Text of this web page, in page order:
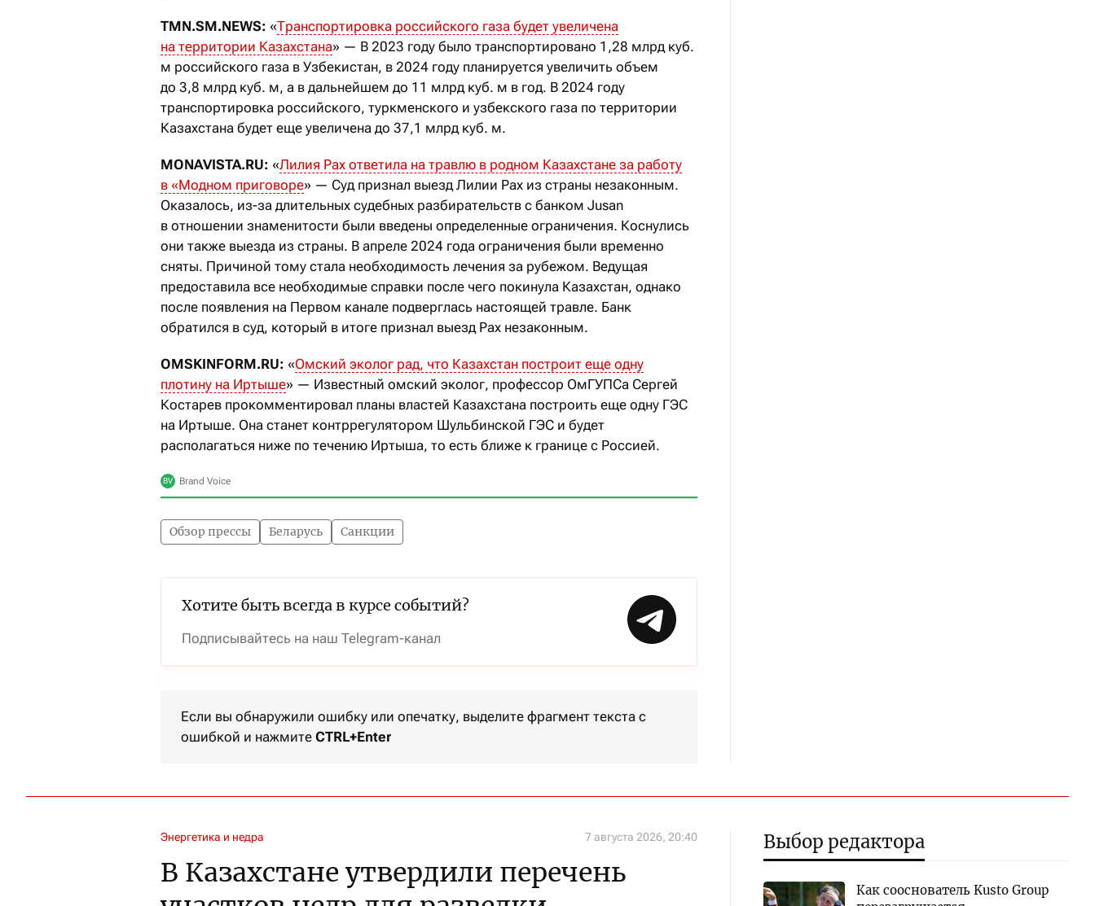
TMN.SM.NEWS: «Транспортировка российского газа будет увеличена
на территории Казахстана» — В 2023 году было транспортировано 1,28 млрд куб.
м российского газа в Узбекистан, в 2024 году планируется увеличить объем
до 3,8 млрд куб. м, а в дальнейшем до 11 млрд куб. м в год. В 2024 году
транспортировка российского, туркменского и узбекского газа по территории
Казахстана будет еще увеличена до 37,1 млрд куб. м.
MONAVISTA.RU: «Лилия Рах ответила на травлю в родном Казахстане за работу
в «Модном приговоре» — Суд признал выезд Лилии Рах из страны незаконным.
Оказалось, из-за длительных судебных разбирательств с банком Jusan
в отношении знаменитости были введены определенные ограничения. Коснулись
они также выезда из страны. В апреле 2024 года ограничения были временно
сняты. Причиной тому стала необходимость лечения за рубежом. Ведущая
предоставила все необходимые справки после чего покинула Казахстан, однако
после появления на Первом канале подверглась настоящей травле. Банк
обратился в суд, который в итоге признал выезд Рах незаконным.
OMSKINFORM.RU: «Омский эколог рад, что Казахстан построит еще одну
плотину на Иртыше» — Известный омский эколог, профессор ОмГУПСа Сергей
Костарев прокомментировал планы властей Казахстана построить еще одну ГЭС
на Иртыше. Она станет контррегулятором Шульбинской ГЭС и будет
располагаться ниже по течению Иртыша, то есть ближе к границе с Россией.
Обзор прессы Беларусь Санкции
Хотите быть всегда в курсе событий?
Подписывайтесь на наш Telegram-канал
Если вы обнаружили ошибку или опечатку, выделите фрагмент текста с
ошибкой и нажмите CTRL+Enter
Энергетика и недра 7 августа 2026, 20:40
В Казахстане утвердили перечень
Выбор редактора
Как сооснователь Kusto Group